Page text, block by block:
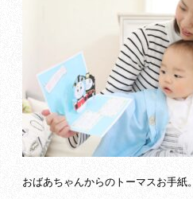
おばあちゃんからのトーマスお手紙。